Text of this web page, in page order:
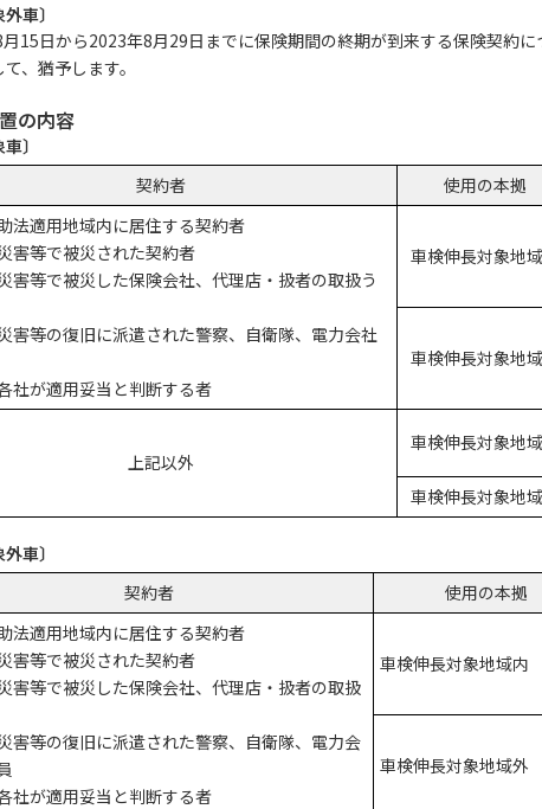
車〕
15日から2023年8月29日までに保険期間の終期が到来する保険契約
、猶予します。
の内容
〕
契約者
使用の本拠
法適用地域内に居住する契約者
害等で被災された契約者
害等で被災した保険会社、代理店・扱者の取扱う
害等の復旧に派遣された警察、自衛隊、電力会社
社が適用妥当と判断する者
車検伸長対象地
車検伸長対象地
上記以外
車検伸長対象地
車検伸長対象地
車〕
契約者
使用の本拠
法適用地域内に居住する契約者
害等で被災された契約者
害等で被災した保険会社、代理店・扱者の取扱
害等の復旧に派遣された警察、自衛隊、電力会
社が適用妥当と判断する者
車検伸長対象地域内
車検伸長対象地域外